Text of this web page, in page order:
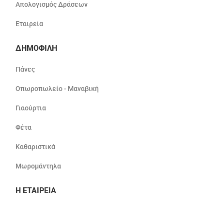
Απολογισμός Δράσεων
Εταιρεία
ΔΗΜΟΦΙΛΗ
Πάνες
Οπωροπωλείο - Μαναβική
Γιαούρτια
Φέτα
Καθαριστικά
Μωρομάντηλα
Η ΕΤΑΙΡΕΙΑ